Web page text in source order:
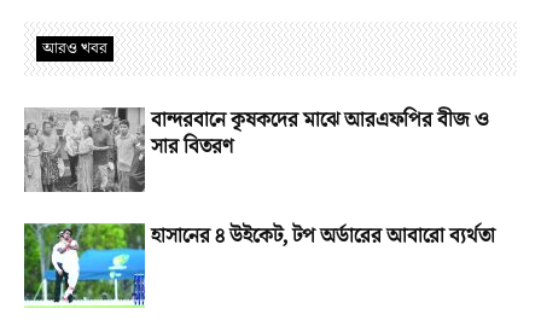
আরও খবর
বান্দরবানে কৃষকদের মাঝে আরএফপির বীজ ও
সার বিতরণ
হাসানের ৪ উইকেট, টপ অর্ডারের আবারো ব্যর্থতা